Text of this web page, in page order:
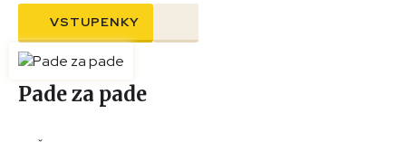
VSTUPENKY
Pade za pade